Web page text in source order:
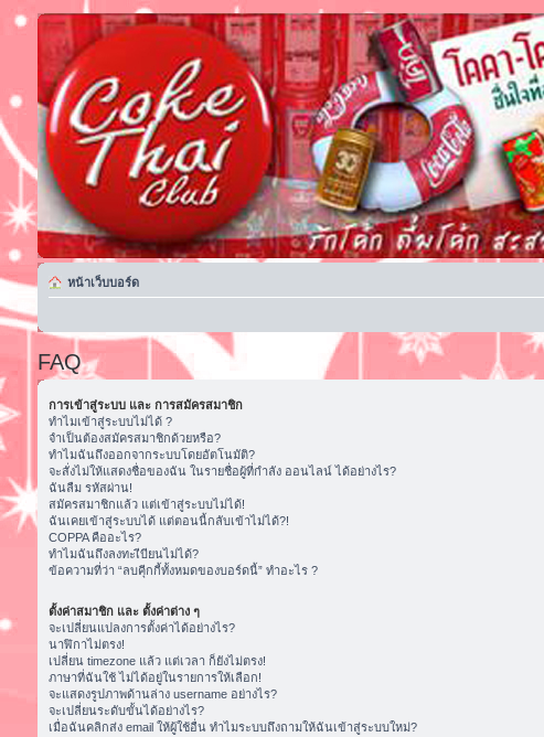
หน้าเว็บบอร์ด
FAQ
การเข้าสู่ระบบ และ การสมัครสมาชิก
ทำไมเข้าสู่ระบบไม่ได้ ?
จำเป็นต้องสมัครสมาชิกด้วยหรือ?
ทำไมฉันถึงออกจากระบบโดยอัตโนมัติ?
จะสั่งไม่ให้แสดงชื่อของฉัน ในรายชื่อผู้ที่กำลัง ออนไลน์ ได้อย่างไร?
ฉันลืม รหัสผ่าน!
สมัครสมาชิกแล้ว แต่เข้าสู่ระบบไม่ได้!
ฉันเคยเข้าสู่ระบบได้ แต่ตอนนี้กลับเข้าไม่ได้?!
COPPA คืออะไร?
ทำไมฉันถึงลงทะเีบียนไม่ได้?
ข้อความที่ว่า “ลบคุีกกี้ทั้งหมดของบอร์ดนี้” ทำอะไร ?
ตั้งค่าสมาชิก และ ตั้งค่าต่าง ๆ
จะเปลี่ยนแปลงการตั้งค่าได้อย่างไร?
นาฬิกาไม่ตรง!
เปลี่ยน timezone แล้ว แต่เวลา ก็ยังไม่ตรง!
ภาษาที่ฉันใช้ ไม่ได้อยู่ในรายการให้เลือก!
จะแสดงรูปภาพด้านล่าง username อย่างไร?
จะเปลี่ยนระดับขั้นได้อย่างไร?
เมื่อฉันคลิกส่ง email ให้ผู้ใช้อื่น ทำไมระบบถึงถามให้ฉันเข้าสู่ระบบใหม่?